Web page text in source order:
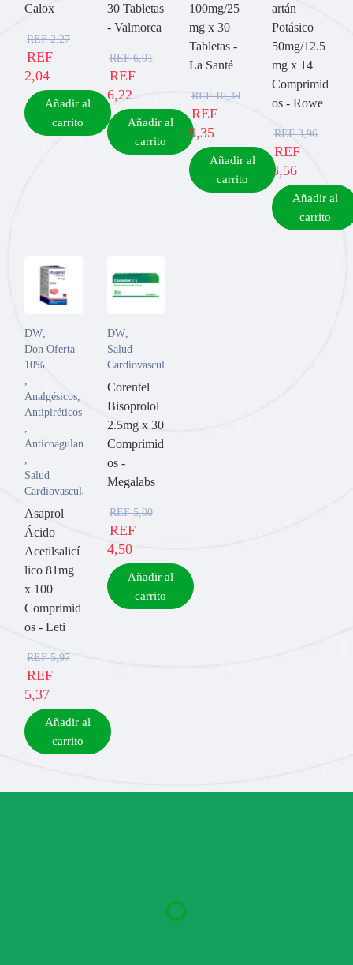
Calox
REF2,27
REF
2,04
Añadir al
carrito
30 Tabletas
- Valmorca
REF6,91
REF
6,22
Añadir al
carrito
100mg/25
mg x 30
Tabletas -
La Santé
REF10,39
REF
9,35
Añadir al
carrito
artán
Potásico
50mg/12.5
mg x 14
Comprimid
os - Rowe
REF3,96
REF
3,56
Añadir al
carrito
DW,
Don Oferta
10%
,
Analgésicos,
Antipiréticos
,
Anticoagulantes
,
Salud
Cardiovascular
Asaprol
Ácido
Acetilsalicí
lico 81mg
x 100
Comprimid
os - Leti
REF5,97
REF
5,37
Añadir al
carrito
DW,
Salud
Cardiovascular
Corentel
Bisoprolol
2.5mg x 30
Comprimid
os -
Megalabs
REF5,00
REF
4,50
Añadir al
carrito